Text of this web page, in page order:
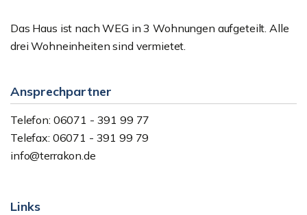
Das Haus ist nach WEG in 3 Wohnungen aufgeteilt. Alle
drei Wohneinheiten sind vermietet.
Ansprechpartner
Telefon: 06071 - 391 99 77
Telefax: 06071 - 391 99 79
info@terrakon.de
Links